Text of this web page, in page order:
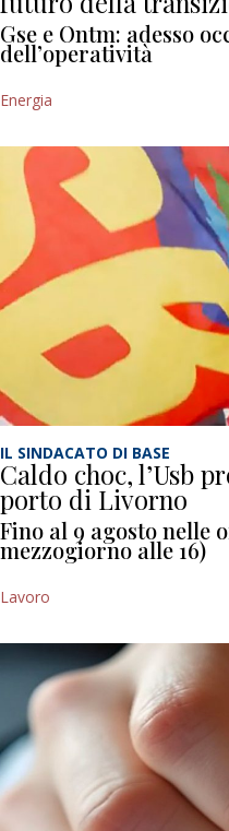
Gse e Ontm: adesso
dell’operatività
Energia
IL SINDACATO DI BASE
Caldo choc, l’Usb
porto di Livorno
Fino al 9 agosto nelle
mezzogiorno alle 16)
Lavoro